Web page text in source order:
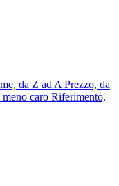
da Z ad A Prezzo, da
caro Riferimento,